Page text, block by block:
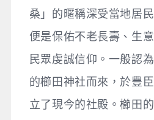
桑」的暱稱深受當地居
便是保佑不老長壽、生
民眾虔誠信仰。一般認
的櫛田神社而來，於豐
立了現今的社殿。櫛田